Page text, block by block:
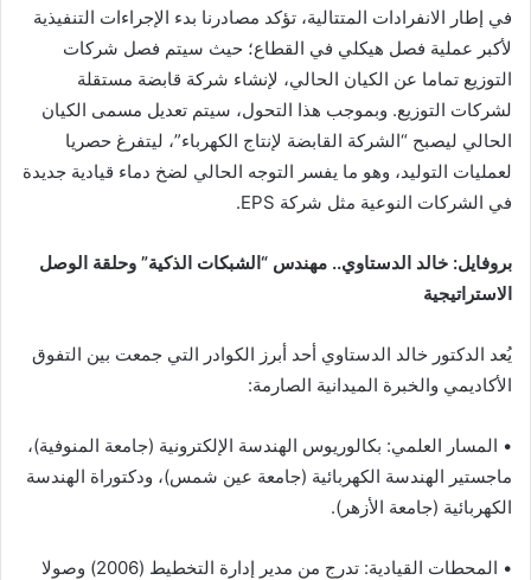
​في إطار الانفرادات المتتالية، تؤكد مصادرنا بدء الإجراءات التنفيذية
لأكبر عملية فصل هيكلي في القطاع؛ حيث سيتم فصل شركات
التوزيع تماما عن الكيان الحالي، لإنشاء شركة قابضة مستقلة
لشركات التوزيع. وبموجب هذا التحول، سيتم تعديل مسمى الكيان
الحالي ليصبح “الشركة القابضة لإنتاج الكهرباء”، ليتفرغ حصريا
لعمليات التوليد، وهو ما يفسر التوجه الحالي لضخ دماء قيادية جديدة
في الشركات النوعية مثل شركة EPS.
​بروفايل: خالد الدستاوي.. مهندس “الشبكات الذكية” وحلقة الوصل
الاستراتيجية
​يُعد الدكتور خالد الدستاوي أحد أبرز الكوادر التي جمعت بين التفوق
الأكاديمي والخبرة الميدانية الصارمة:
• ​المسار العلمي: بكالوريوس الهندسة الإلكترونية (جامعة المنوفية)،
ماجستير الهندسة الكهربائية (جامعة عين شمس)، ودكتوراة الهندسة
الكهربائية (جامعة الأزهر).
• ​المحطات القيادية: تدرج من مدير إدارة التخطيط (2006) وصولا